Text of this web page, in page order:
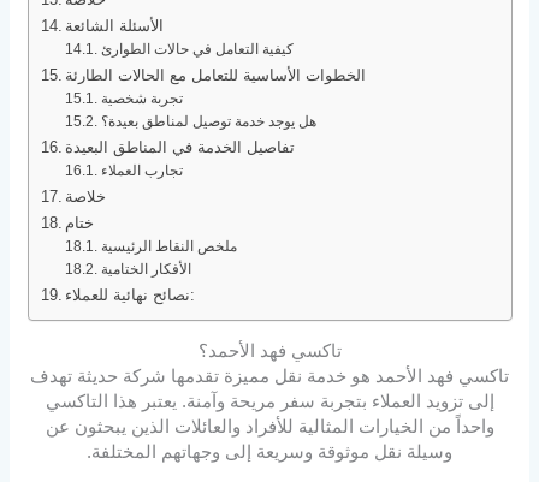
الأسئلة الشائعة
كيفية التعامل في حالات الطوارئ
الخطوات الأساسية للتعامل مع الحالات الطارئة
تجربة شخصية
هل يوجد خدمة توصيل لمناطق بعيدة؟
تفاصيل الخدمة في المناطق البعيدة
تجارب العملاء
خلاصة
ختام
ملخص النقاط الرئيسية
الأفكار الختامية
نصائح نهائية للعملاء:
تاكسي فهد الأحمد؟
تاكسي فهد الأحمد هو خدمة نقل مميزة تقدمها شركة حديثة تهدف
إلى تزويد العملاء بتجربة سفر مريحة وآمنة. يعتبر هذا التاكسي
واحداً من الخيارات المثالية للأفراد والعائلات الذين يبحثون عن
وسيلة نقل موثوقة وسريعة إلى وجهاتهم المختلفة.